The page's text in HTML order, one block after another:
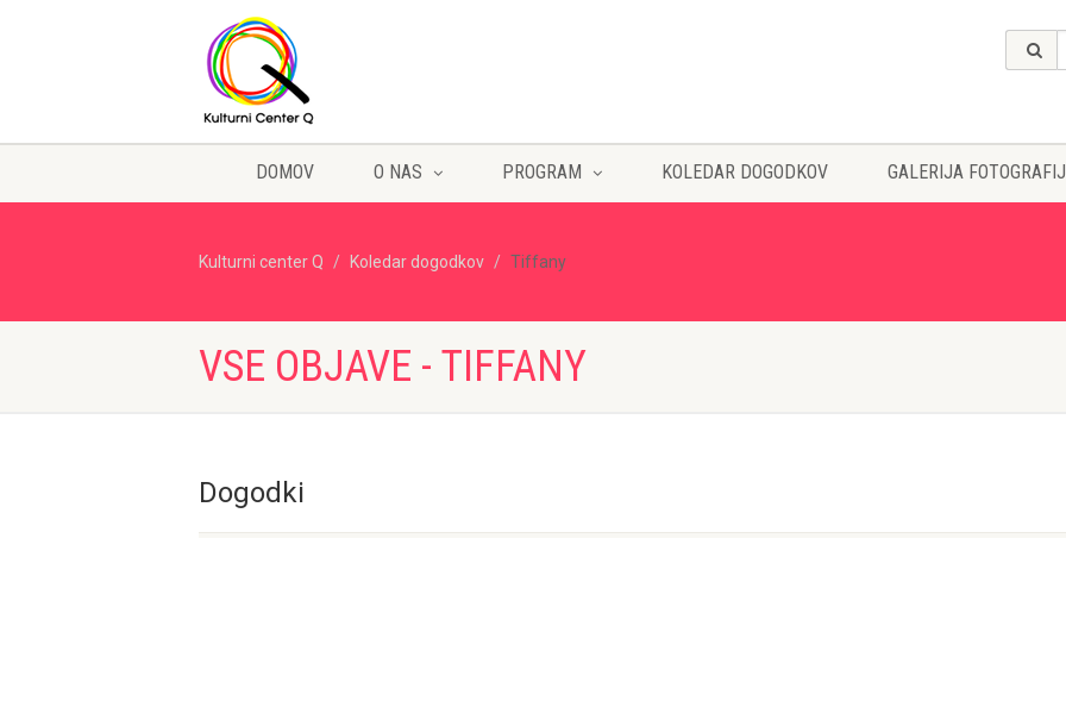
DOMOV O NAS PROGRAM KOLEDAR DOGODKOV GALERIJA FOTOGRAFIJ
Kulturni center Q Koledar dogodkov Tiffany
VSE OBJAVE - TIFFANY
Dogodki